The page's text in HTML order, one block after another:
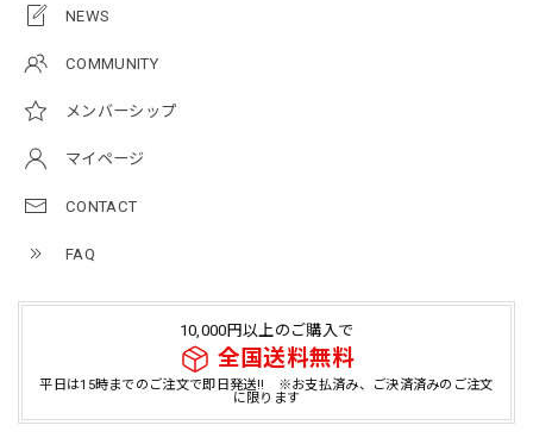
NEWS
COMMUNITY
メンバーシップ
マイページ
CONTACT
FAQ
10,000円以上のご購入で
全国送料無料
平日は15時までのご注文で即日発送!! ※お支払済み、ご決済済みのご注文
に限ります